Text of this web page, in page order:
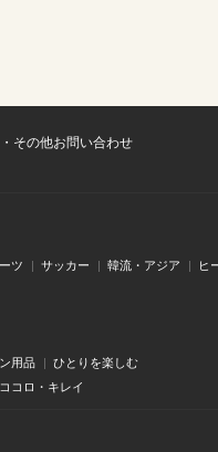
その他お問い合わせ
ツ サッカー 韓流・アジア ヒ
用品
ひとりを楽しむ
コロ・キレイ